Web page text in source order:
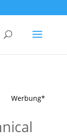
Werbung*